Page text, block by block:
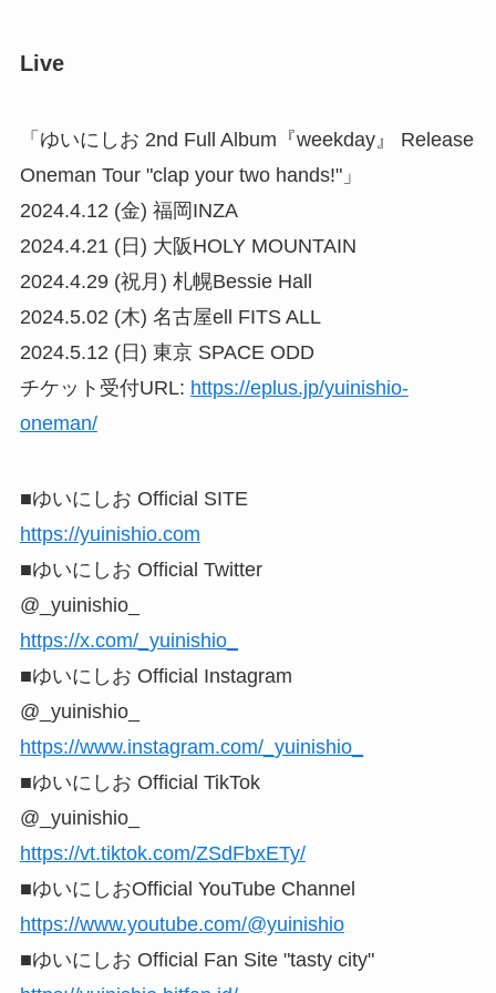
Live
「ゆいにしお 2nd Full Album『weekday』 Release
Oneman Tour "clap your two hands!"」
2024.4.12 (金) 福岡INZA
2024.4.21 (日) 大阪HOLY MOUNTAIN
2024.4.29 (祝月) 札幌Bessie Hall
2024.5.02 (木) 名古屋ell FITS ALL
2024.5.12 (日) 東京 SPACE ODD
チケット受付URL: https://eplus.jp/yuinishio-
oneman/
■ゆいにしお Official SITE
https://yuinishio.com
■ゆいにしお Official Twitter
@_yuinishio_
https://x.com/_yuinishio_
■ゆいにしお Official Instagram
@_yuinishio_
https://www.instagram.com/_yuinishio_
■ゆいにしお Official TikTok
@_yuinishio_
https://vt.tiktok.com/ZSdFbxETy/
■ゆいにしおOfficial YouTube Channel
https://www.youtube.com/@yuinishio
■ゆいにしお Official Fan Site "tasty city"